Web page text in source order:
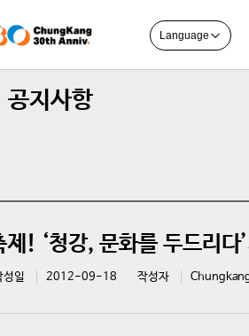
Language
공지사항
! ‘청강, 문화를 두드리다
성일 2012-09-18 작성자